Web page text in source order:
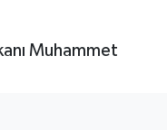
Muhammet